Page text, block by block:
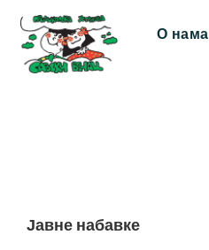
О нама
Јавне набавке